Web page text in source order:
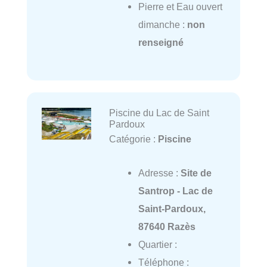
Pierre et Eau ouvert
dimanche : non
renseigné
Piscine du Lac de Saint
Pardoux
Catégorie : Piscine
Adresse : Site de
Santrop - Lac de
Saint-Pardoux,
87640 Razès
Quartier :
Téléphone :